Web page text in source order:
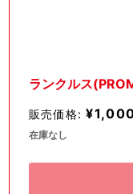
(1)
を
ランクルス
販売価格:
在庫なし